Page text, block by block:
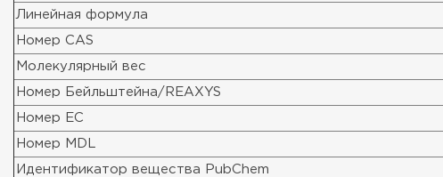
Линейная формула
Номер CAS
Молекулярный вес
Номер Бейльштейна/REAXYS
Номер ЕС
Номер MDL
Идентификатор вещества PubChem